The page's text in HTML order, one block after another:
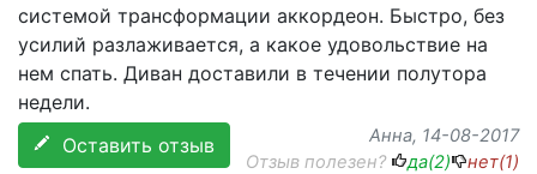
системой трансформации аккордеон. Быстро, без
усилий разлаживается, а какое удовольствие на
нем спать. Диван доставили в течении полутора
недели.
Оставить отзыв
Анна, 14-08-2017
Отзыв полезен?
да(2) нет(1)